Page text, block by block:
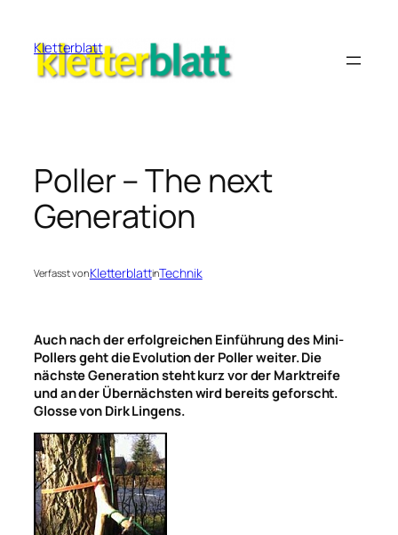
Inhalt
springen
Kletterblatt
Poller – The next
Generation
Verfasst vonKletterblattinTechnik
Auch nach der erfolgreichen Einführung des Mini-
Pollers geht die Evolution der Poller weiter. Die
nächste Generation steht kurz vor der Marktreife
und an der Übernächsten wird bereits geforscht.
Glosse von Dirk Lingens.